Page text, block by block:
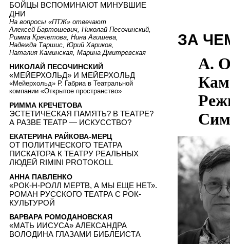
ЗА
А.
БОЙЦЫ ВСПОМИНАЮТ МИНУВШИЕ
ДНИ
На вопросы «ПТЖ» отвечают
Алексей Бартошевич, Николай Песочинский,
Римма Кречетова, Нина Агишева,
Надежда Таршис, Юрий Хариков,
Наталия Каминская, Марина Дмитревская
НИКОЛАЙ ПЕСОЧИНСКИЙ
«МЕЙЕРХОЛЬД» И МЕЙЕРХОЛЬД
«Мейерхольд» Р. Габриа в Театральной
компании «Открытое пространство»
РИММА КРЕЧЕТОВА
ЭСТЕТИЧЕСКАЯ ПАМЯТЬ? В ТЕАТРЕ?
А РАЗВЕ ТЕАТР — ИСКУССТВО?
ЕКАТЕРИНА РАЙКОВА-МЕРЦ
ОТ ПОЛИТИЧЕСКОГО ТЕАТРА
ПИСКАТОРА К ТЕАТРУ РЕАЛЬНЫХ
ЛЮДЕЙ RIMINI PROTOKOLL
АННА ПАВЛЕНКО
«РОК-Н-РОЛЛ МЕРТВ, А МЫ ЕЩЕ НЕТ».
РОМАН РУССКОГО ТЕАТРА С РОК-
КУЛЬТУРОЙ
ВАРВАРА РОМОДАНОВСКАЯ
«МАТЬ ИИСУСА» АЛЕКСАНДРА
ВОЛОДИНА ГЛАЗАМИ БИБЛЕИСТА